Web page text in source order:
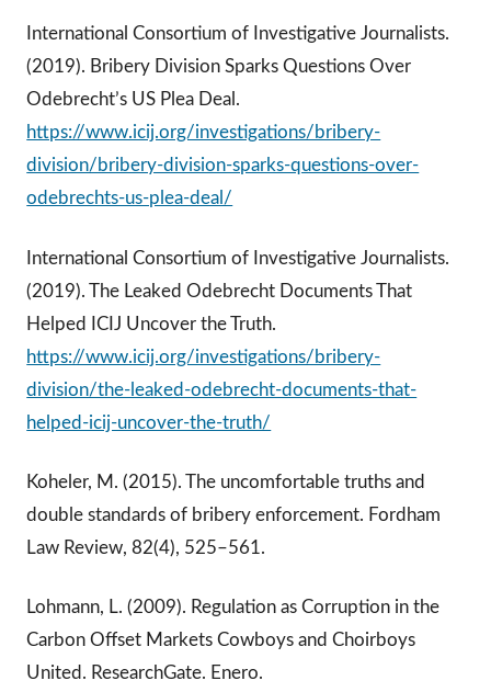
International Consortium of Investigative Journalists.
(2019). Bribery Division Sparks Questions Over
Odebrecht’s US Plea Deal.
https://www.icij.org/investigations/bribery-
division/bribery-division-sparks-questions-over-
odebrechts-us-plea-deal/
International Consortium of Investigative Journalists.
(2019). The Leaked Odebrecht Documents That
Helped ICIJ Uncover the Truth.
https://www.icij.org/investigations/bribery-
division/the-leaked-odebrecht-documents-that-
helped-icij-uncover-the-truth/
Koheler, M. (2015). The uncomfortable truths and
double standards of bribery enforcement. Fordham
Law Review, 82(4), 525–561.
Lohmann, L. (2009). Regulation as Corruption in the
Carbon Offset Markets Cowboys and Choirboys
United. ResearchGate. Enero.